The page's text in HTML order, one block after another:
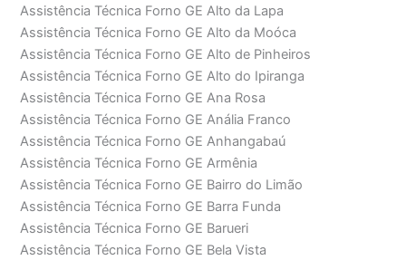
Assistência Técnica Forno GE Alto da Lapa
Assistência Técnica Forno GE Alto da Moóca
Assistência Técnica Forno GE Alto de Pinheiros
Assistência Técnica Forno GE Alto do Ipiranga
Assistência Técnica Forno GE Ana Rosa
Assistência Técnica Forno GE Anália Franco
Assistência Técnica Forno GE Anhangabaú
Assistência Técnica Forno GE Armênia
Assistência Técnica Forno GE Bairro do Limão
Assistência Técnica Forno GE Barra Funda
Assistência Técnica Forno GE Barueri
Assistência Técnica Forno GE Bela Vista